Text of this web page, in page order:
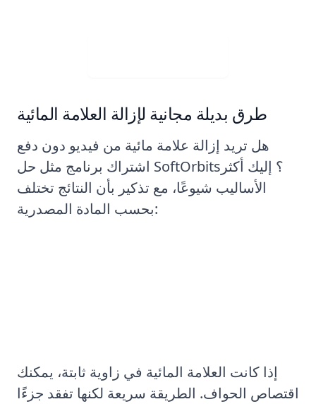
طرق بديلة مجانية لإزالة العلامة المائية
هل تريد إزالة علامة مائية من فيديو دون دفع
اشتراك برنامج مثل حل SoftOrbits؟ إليك أكثر
الأساليب شيوعًا، مع تذكير بأن النتائج تختلف
بحسب المادة المصدرية:
إذا كانت العلامة المائية في زاوية ثابتة، يمكنك
اقتصاص الحواف. الطريقة سريعة لكنها تفقد جزءًا